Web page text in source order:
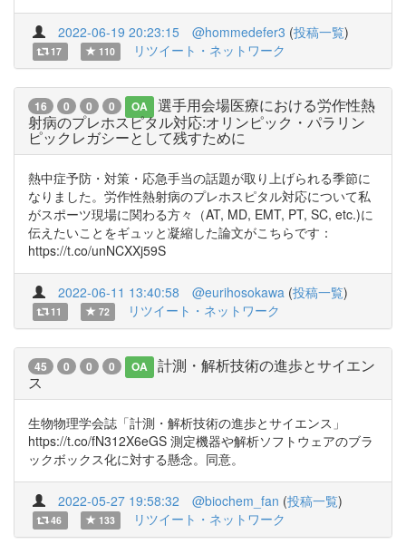
2022-06-19 20:23:15 @hommedefer3 (投稿一覧)
17 110 リツイート・ネットワーク
16 0 0 0 OA
選手用会場医療における労作性熱
射病のプレホスピタル対応:オリンピック・パラリン
ピックレガシーとして残すために
熱中症予防・対策・応急手当の話題が取り上げられる季節に
なりました。労作性熱射病のプレホスピタル対応について私
がスポーツ現場に関わる方々（AT, MD, EMT, PT, SC, etc.)に
伝えたいことをギュッと凝縮した論文がこちらです：
https://t.co/unNCXXj59S
2022-06-11 13:40:58 @eurihosokawa (投稿一覧)
11 72 リツイート・ネットワーク
45 0 0 0 OA
計測・解析技術の進歩とサイエン
ス
生物物理学会誌「計測・解析技術の進歩とサイエンス」
https://t.co/fN312X6eGS 測定機器や解析ソフトウェアのブラ
ックボックス化に対する懸念。同意。
2022-05-27 19:58:32 @biochem_fan (投稿一覧)
46 133 リツイート・ネットワーク